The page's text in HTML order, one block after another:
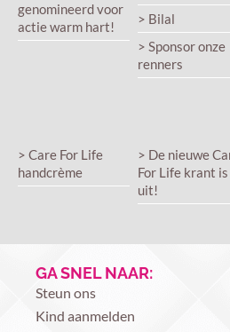
genomineerd voor
actie warm hart!
> Bilal
> Sponsor onze
renners
> Care For Life
handcrème
> De nieuwe
For Life krant is
uit!
GA SNEL NAAR:
Steun ons
Kind aanmelden